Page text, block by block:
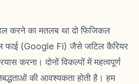
करने का मतलब था दो फिजिकल
फाई (Google Fi) जैसे जटिल कैरियर
करना। दोनों विकल्पों में महत्वपूर्ण
की आवश्यकता होती है। हम